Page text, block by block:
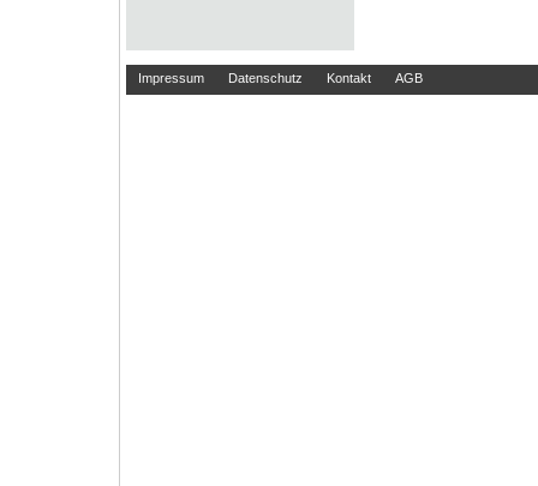
Impressum Datenschutz Kontakt AGB